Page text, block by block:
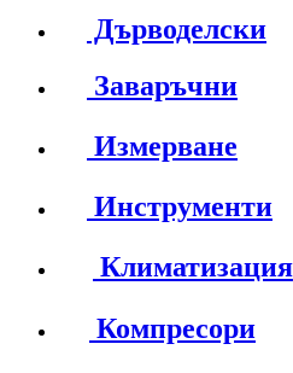
Дърводелски
Заваръчни
Измерване
Инструменти
Климатизация
Компресори